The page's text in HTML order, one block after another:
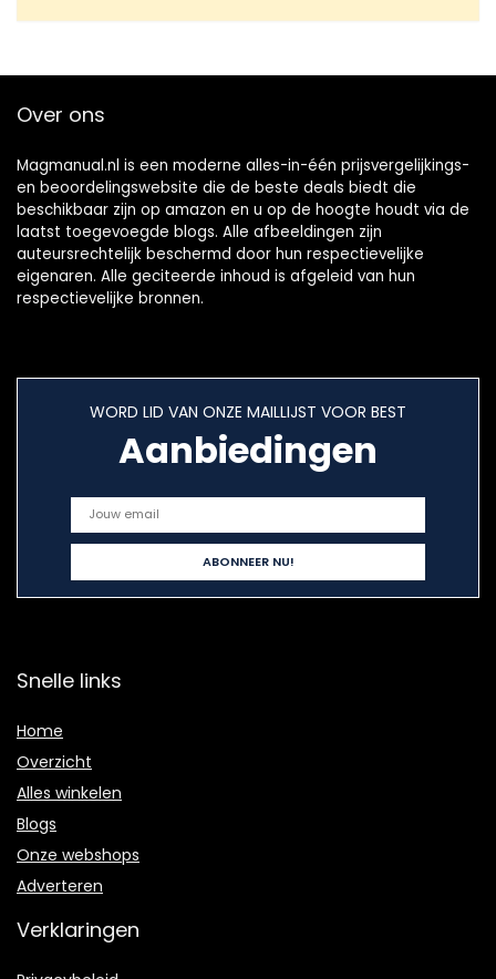
Over ons
Magmanual.nl is een moderne alles-in-één prijsvergelijkings-
en beoordelingswebsite die de beste deals biedt die
beschikbaar zijn op amazon en u op de hoogte houdt via de
laatst toegevoegde blogs. Alle afbeeldingen zijn
auteursrechtelijk beschermd door hun respectievelijke
eigenaren. Alle geciteerde inhoud is afgeleid van hun
respectievelijke bronnen.
WORD LID VAN ONZE MAILLIJST VOOR BEST
Aanbiedingen
Snelle links
Home
Overzicht
Alles winkelen
Blogs
Onze webshops
Adverteren
Verklaringen